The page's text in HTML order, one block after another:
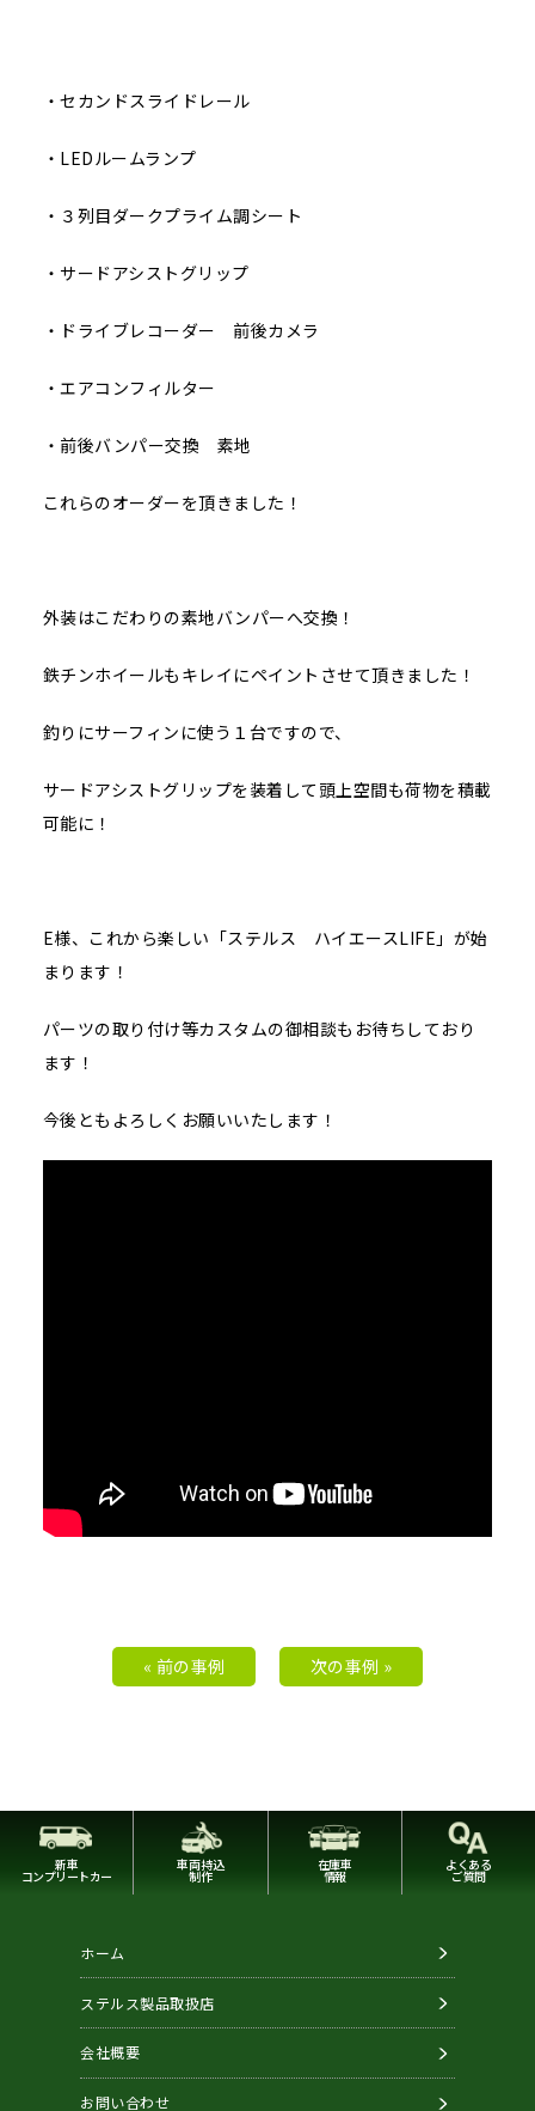
・セカンドスライドレール
・LEDルームランプ
・３列目ダークプライム調シート
・サードアシストグリップ
・ドライブレコーダー 前後カメラ
・エアコンフィルター
・前後バンパー交換 素地
これらのオーダーを頂きました！
外装はこだわりの素地バンパーへ交換！
鉄チンホイールもキレイにペイントさせて頂きました！
釣りにサーフィンに使う１台ですので、
サードアシストグリップを装着して頭上空間も荷物を積載
可能に！
E様、これから楽しい「ステルス ハイエースLIFE」が始
まります！
パーツの取り付け等カスタムの御相談もお待ちしており
ます！
今後ともよろしくお願いいたします！
« 前の事例 次の事例 »
新車
コンプリートカー
車両持込
制作
在庫車
情報
よくある
ご質問
ホーム
ステルス製品取扱店
会社概要
お問い合わせ